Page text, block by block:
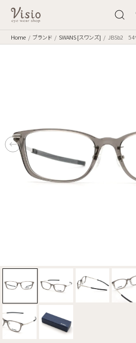
Home ブランド SWANS [スワンズ] JBSb2 54